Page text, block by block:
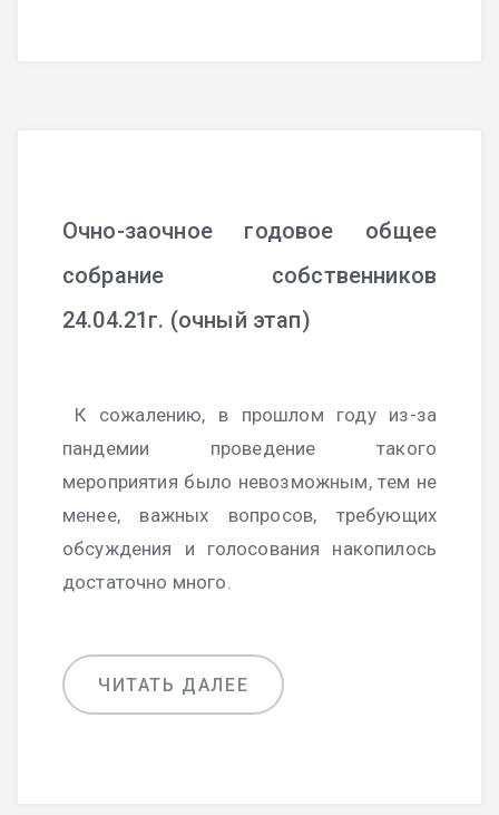
Очно-заочное годовое общее
собрание собственников
24.04.21г. (очный этап)
К сожалению, в прошлом году из-за
пандемии проведение такого
мероприятия было невозможным, тем не
менее, важных вопросов, требующих
обсуждения и голосования накопилось
достаточно много.
ЧИТАТЬ ДАЛЕЕ